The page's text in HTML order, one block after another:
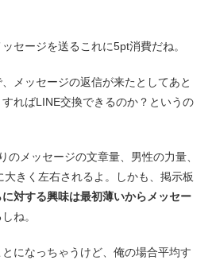
セージを送るこれに5pt消費だね。
メッセージの返信が来たとしてあと
ればLINE交換できるのか？というの
のメッセージの文章量、男性の力量、
きく左右されるよ。しかも、掲示板
対する興味は最初薄いからメッセー
ね。
になっちゃうけど、俺の場合平均す